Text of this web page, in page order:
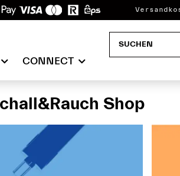
CONNECT
Shop